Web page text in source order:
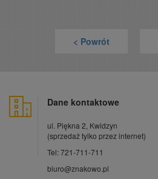
< Powrót
Dane kontaktowe
ul. Piękna 2, Kwidzyn
(sprzedaż tylko przez internet)
Tel: 721-711-711
biuro@znakowo.pl